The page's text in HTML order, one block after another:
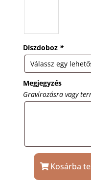
Díszdoboz *
Megjegyzés
Gravírozásra vagy
Aranyszín
nemesacél
Kosárba